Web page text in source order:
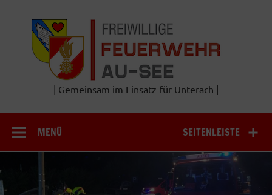
springen
| Gemeinsam im Einsatz für Unterach |
SEITENLEISTE
MENÜ